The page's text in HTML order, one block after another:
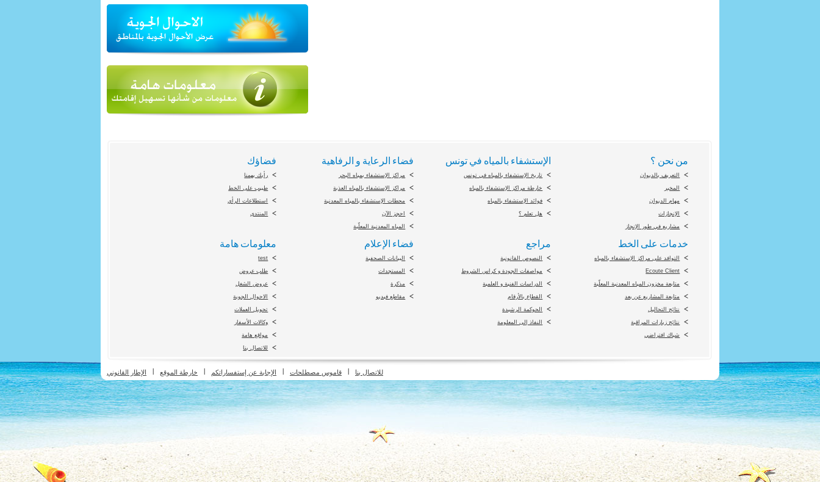
من نحن ؟
التعريف بالديوان
المخبر
مهام الديوان
الإنجازات
مشاريع في طور الإنجاز
الإستشفاء بالمياه في تونس
تاريخ الإستشفاء بالمياه في تونس
خارطة مراكز الإستشفاء بالمياه
فوائد الإستشفاء بالمياه
هل تعلم ؟
فضاء الرعاية و الرفاهية
مراكز الإستشفاء بمياه البحر
مراكز الإستشفاء بالمياه العذبة
محطات الإستشفاء بالمياه المعدنية
احجز الآن
المياه المعدنية المعلّبة
فضاؤك
رأيك يهمنا
طبيب على الخط
استطلاعات الرأي
المنتدى
خدمات على الخط
التوافد على مراكز الإستشفاء بالمياه
Ecoute Client
متابعة مخزون المياه المعدنية المعلّبة
متابعة المشاريع عن بعد
نتائج التحاليل
نتائج زيارات المراقبة
شباك افتراضي
مراجع
النصوص القانونية
مواصفات الجودة و كراس الشروط
الدراسات الفنية و العلمية
القطاع بالأرقام
الحوكمة الرشيدة
النفاذ إلى المعلومة
فضاء الإعلام
البيانات الصحفية
المستجدات
مذكرة
مقاطع فيديو
معلومات هامة
test
طلب عروض
عروض الشغل
الاحوال الجوية
تحويل العملات
وكالات الأسفار
مواقع هامة
للاتصال بنا
للاتصال بنا قاموس مصطلحات الإجابة عن إستفساراتكم خارطة الموقع الإطار القانوني
Copyright 2010 Office du Thermalisme et de l'Hydrothérapie - Designed by